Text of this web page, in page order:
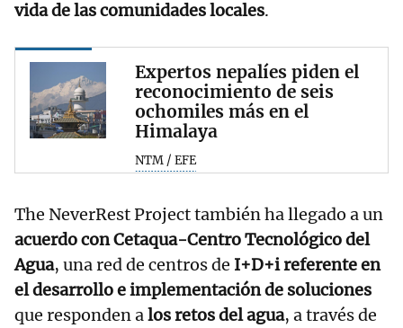
vida de las comunidades locales.
Expertos nepalíes piden el
reconocimiento de seis
ochomiles más en el
Himalaya
NTM / EFE
The NeverRest Project también ha llegado a un
acuerdo con Cetaqua-Centro Tecnológico del
Agua, una red de centros de I+D+i referente en
el desarrollo e implementación de soluciones
que responden alos retos del agua, a través de